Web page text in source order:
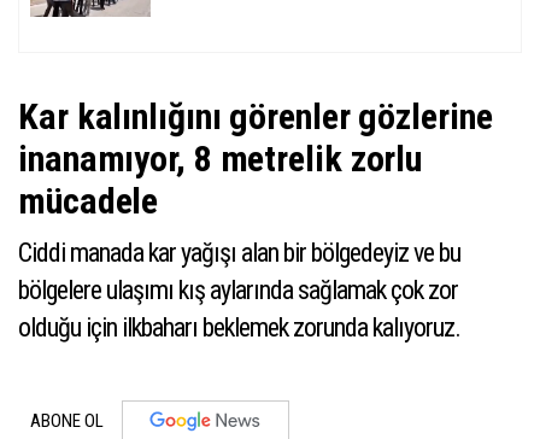
Kar kalınlığını görenler gözlerine
inanamıyor, 8 metrelik zorlu
mücadele
Ciddi manada kar yağışı alan bir bölgedeyiz ve bu
bölgelere ulaşımı kış aylarında sağlamak çok zor
olduğu için ilkbaharı beklemek zorunda kalıyoruz.
ABONE OL